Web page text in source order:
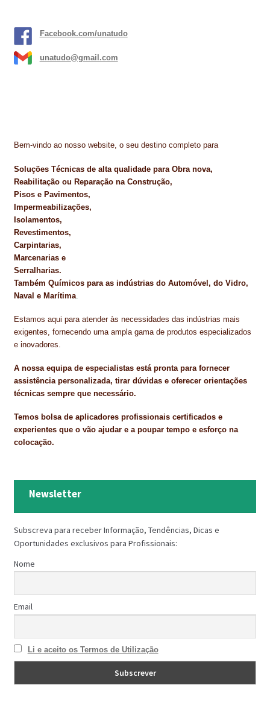
Facebook.com/unatudo
unatudo@gmail.com
Bem-vindo ao nosso website, o seu destino completo para
Soluções Técnicas de alta qualidade para Obra nova,
Reabilitação ou Reparação na Construção,
Pisos e Pavimentos,
Impermeabilizações,
Isolamentos,
Revestimentos,
Carpintarias,
Marcenarias e
Serralharias.
Também Químicos para as indústrias do Automóvel, do Vidro,
Naval e Marítima.
Estamos aqui para atender às necessidades das indústrias mais
exigentes, fornecendo uma ampla gama de produtos especializados
e inovadores.
A nossa equipa de especialistas está pronta para fornecer
assistência personalizada, tirar dúvidas e oferecer orientações
técnicas sempre que necessário.
Temos bolsa de aplicadores profissionais certificados e
experientes que o vão ajudar e a poupar tempo e esforço na
colocação.
Newsletter
Subscreva para receber Informação, Tendências, Dicas e
Oportunidades exclusivos para Profissionais:
Nome
Email
Li e aceito os Termos de Utilização